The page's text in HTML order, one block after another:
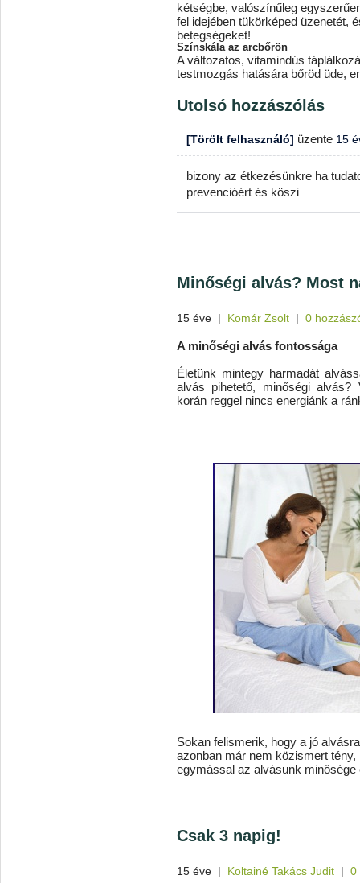
kétségbe, valószínűleg
fel idejében tükörképed üzenetét,
betegségeket!
Színskála az arcbőrön
A változatos, vitamindús
testmozgás hatására bőröd üde,
Utolsó hozzászólás
[Törölt felhasználó] üzente 15
bizony az étkezésünkre ha
prevencióért és köszi
Minőségi alvás? Most
15 éve | Komár Zsolt | 0
A minőségi alvás fontossága
Életünk mintegy harmadát
alvás pihetető, minőségi
korán reggel nincs energiánk a
Sokan felismerik, hogy a jó
azonban már nem közismert
egymással az alvásunk
Csak 3 napig!
15 éve | Koltainé Takács Judit | 0